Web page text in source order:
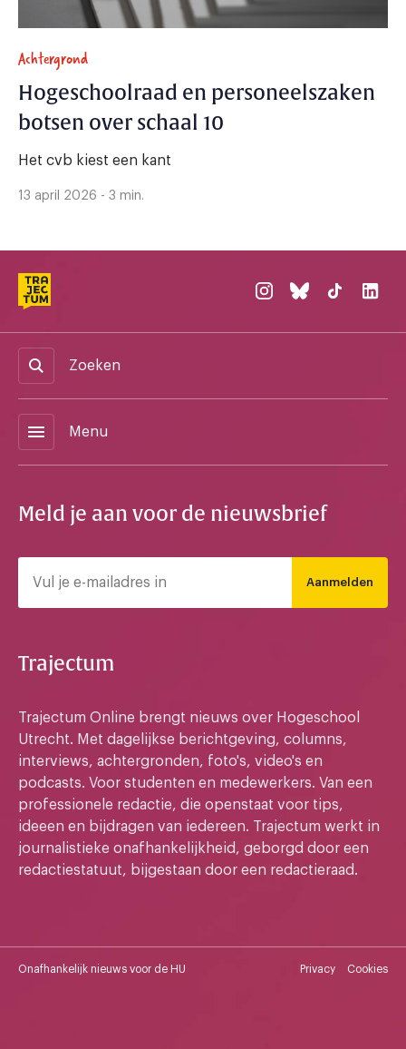
Achtergrond
Hogeschoolraad en personeelszaken
botsen over schaal 10
Het cvb kiest een kant
13 april 2026 - 3 min.
Zoeken
menu Menu
Meld je aan voor de nieuwsbrief
Aanmelden
Trajectum
Trajectum Online brengt nieuws over Hogeschool
Utrecht. Met dagelijkse berichtgeving, columns,
interviews, achtergronden, foto's, video's en
podcasts. Voor studenten en medewerkers. Van een
professionele redactie, die openstaat voor tips,
ideeen en bijdragen van iedereen. Trajectum werkt in
journalistieke onafhankelijkheid, geborgd door een
redactiestatuut, bijgestaan door een redactieraad.
Onafhankelijk nieuws voor de HU Privacy Cookies